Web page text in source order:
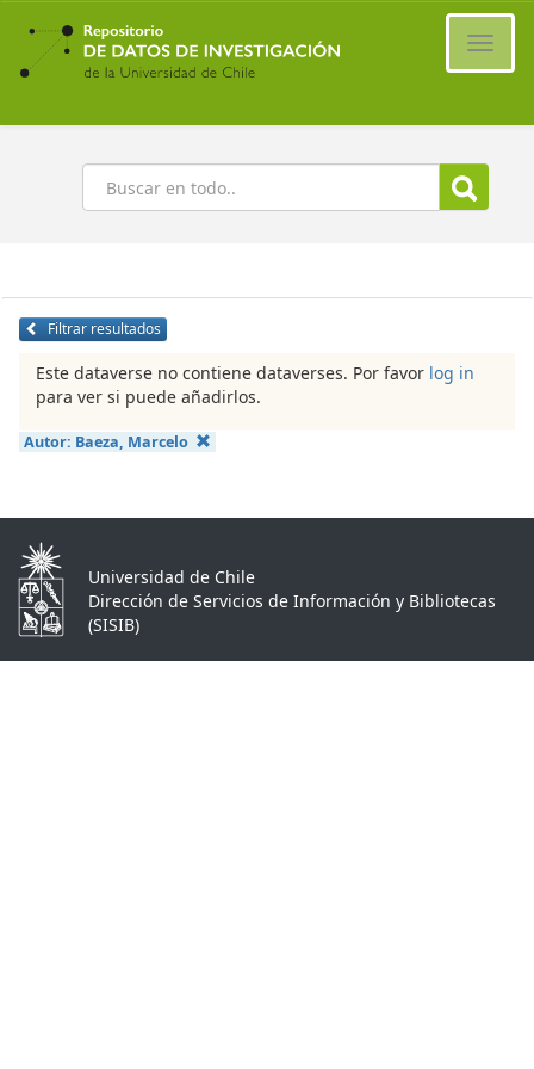
Ir
contenido
principal
Buscar
Filtrar resultados
Este dataverse no contiene dataverses. Por favor log in
para ver si puede añadirlos.
Autor: Baeza, Marcelo
Universidad de Chile
Dirección de Servicios de Información y Bibliotecas
(SISIB)